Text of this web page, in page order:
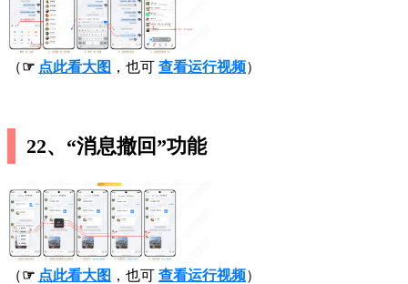
（☞ 点此看大图 ，也可 查看运行视频）
22、“消息撤回”功能
（☞ 点此看大图 ，也可 查看运行视频）